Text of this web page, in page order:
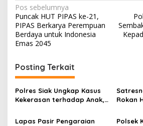
Navigasi
pos
Pos sebelumnya
Puncak HUT PIPAS ke-21,
PIPAS Berkarya Perempuan
Berdaya untuk Indonesia
Emas 2045
Posting Terkait
Polres Siak Ungkap Kasus
Kekerasan terhadap Anak,
Rokan
Pelaku
Lapas Pasir Pengaraian
Polsek